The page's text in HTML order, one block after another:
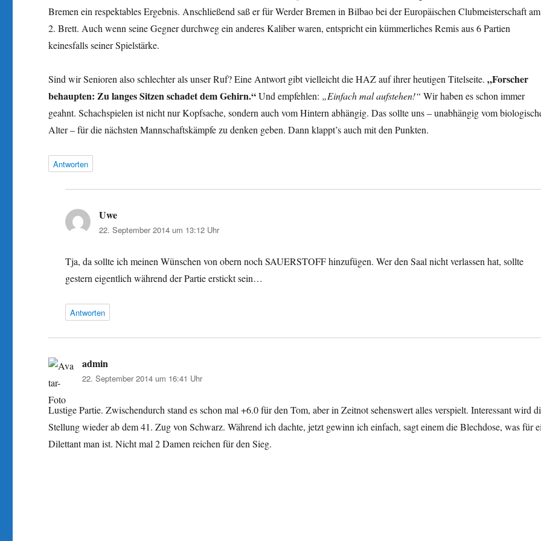
Bremen ein respektables Ergebnis. Anschließend saß er für Werder Bremen in Bilbao bei der Europäischen Clubmeisterschaft am
2. Brett. Auch wenn seine Gegner durchweg ein anderes Kaliber waren, entspricht ein kümmerliches Remis aus 6 Partien
keinesfalls seiner Spielstärke.
Sind wir Senioren also schlechter als unser Ruf? Eine Antwort gibt vielleicht die HAZ auf ihrer heutigen Titelseite.„Forscher
behaupten: Zu langes Sitzen schadet dem Gehirn.“Und empfehlen: „Einfach mal aufstehen!“ Wir haben es schon immer
geahnt. Schachspielen ist nicht nur Kopfsache, sondern auch vom Hintern abhängig. Das sollte uns – unabhängig vom
Alter – für die nächsten Mannschaftskämpfe zu denken geben. Dann klappt’s auch mit den Punkten.
Antworten
Uwe
22. September 2014 um 13:12 Uhr
Tja, da sollte ich meinen Wünschen von obern noch SAUERSTOFF hinzufügen. Wer den Saal nicht verlassen hat, sollte
gestern eigentlich während der Partie erstickt sein…
Antworten
admin
22. September 2014 um 16:41 Uhr
Lustige Partie. Zwischendurch stand es schon mal +6.0 für den Tom, aber in Zeitnot sehenswert alles verspielt. Interessant wird
Stellung wieder ab dem 41. Zug von Schwarz. Während ich dachte, jetzt gewinn ich einfach, sagt einem die Blechdose, was für
Dilettant man ist. Nicht mal 2 Damen reichen für den Sieg.